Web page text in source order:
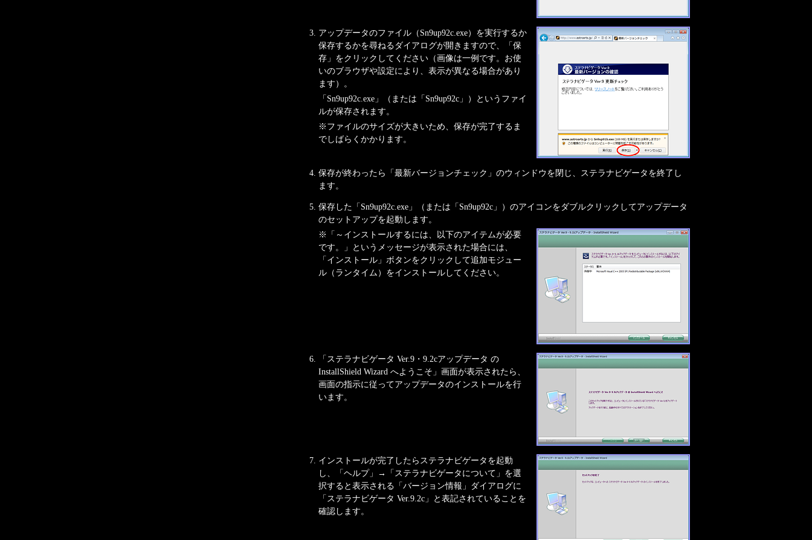
アップデータのファイル（Sn9up92c.exe）を実行するか
保存するかを尋ねるダイアログが開きますので、「保
存」をクリックしてください（画像は一例です。お使
いのブラウザや設定により、表示が異なる場合があり
ます）。
「Sn9up92c.exe」（または「Sn9up92c」）というファイ
ルが保存されます。
※ファイルのサイズが大きいため、保存が完了するま
でしばらくかかります。
保存が終わったら「最新バージョンチェック」のウィンドウを閉じ、ステラナビゲータを終了し
ます。
保存した「Sn9up92c.exe」（または「Sn9up92c」）のアイコンをダブルクリックしてアップデータ
のセットアップを起動します。
※「～インストールするには、以下のアイテムが必要
です。」というメッセージが表示された場合には、
「インストール」ボタンをクリックして追加モジュー
ル（ランタイム）をインストールしてください。
「ステラナビゲータ Ver.9・9.2cアップデータ の
InstallShield Wizard へようこそ」画面が表示されたら、
画面の指示に従ってアップデータのインストールを行
います。
インストールが完了したらステラナビゲータを起動
し、「ヘルプ」→「ステラナビゲータについて」を選
択すると表示される「バージョン情報」ダイアログに
「ステラナビゲータ Ver.9.2c」と表記されていることを
確認します。